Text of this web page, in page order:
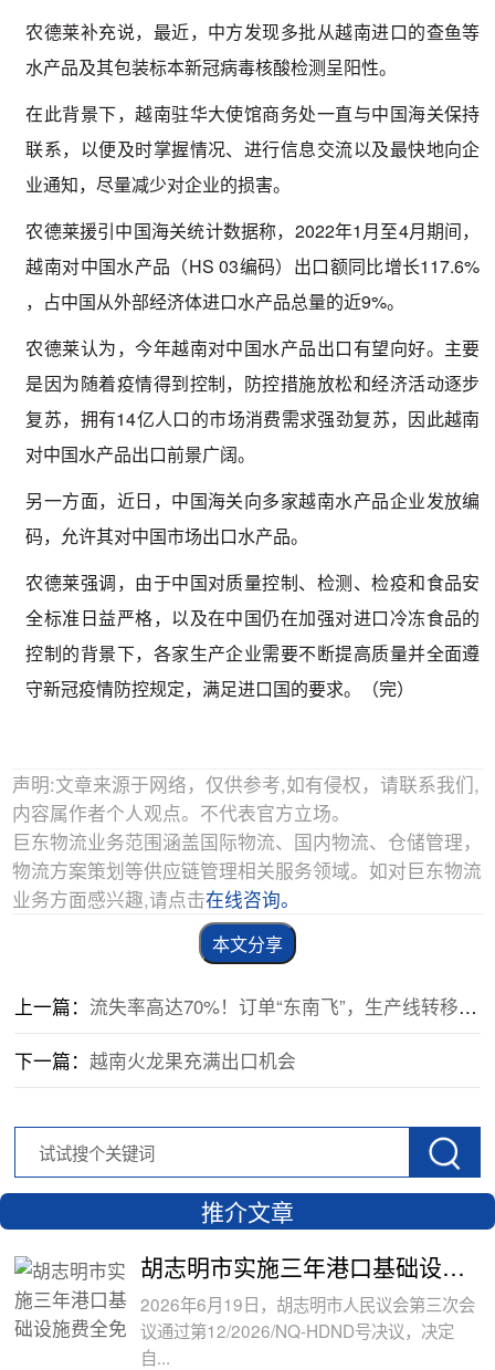
农德莱补充说，最近，中方发现多批从越南进口的查鱼等
水产品及其包装标本新冠病毒核酸检测呈阳性。
在此背景下，越南驻华大使馆商务处一直与中国海关保持
联系，以便及时掌握情况、进行信息交流以及最快地向企
业通知，尽量减少对企业的损害。
农德莱援引中国海关统计数据称，2022年1月至4月期间，
越南对中国水产品（HS 03编码）出口额同比增长117.6%
，占中国从外部经济体进口水产品总量的近9%。
农德莱认为，今年越南对中国水产品出口有望向好。主要
是因为随着疫情得到控制，防控措施放松和经济活动逐步
复苏，拥有14亿人口的市场消费需求强劲复苏，因此越南
对中国水产品出口前景广阔。
另一方面，近日，中国海关向多家越南水产品企业发放编
码，允许其对中国市场出口水产品。
农德莱强调，由于中国对质量控制、检测、检疫和食品安
全标准日益严格，以及在中国仍在加强对进口冷冻食品的
控制的背景下，各家生产企业需要不断提高质量并全面遵
守新冠疫情防控规定，满足进口国的要求。（完）
声明:文章来源于网络，仅供参考,如有侵权，请联系我们,
内容属作者个人观点。不代表官方立场。
巨东物流业务范围涵盖国际物流、国内物流、仓储管理，
物流方案策划等供应链管理相关服务领域。如对巨东物流
业务方面感兴趣,请点击在线咨询。
本文分享
上一篇： 流失率高达70%！订单“东南飞”，生产线转移，制造业受重创。。。
下一篇：越南火龙果充满出口机会
推介文章
胡志明市实施三年港口基础设施费全免政
2026年6月19日，胡志明市人民议会第三次会
议通过第12/2026/NQ-HDND号决议，决定
自...